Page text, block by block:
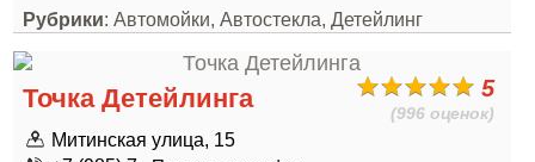
Рубрики: Автомойки, Автостекла, Детейлинг
5
(996 оценок)
Точка Детейлинга
Митинская улица, 15